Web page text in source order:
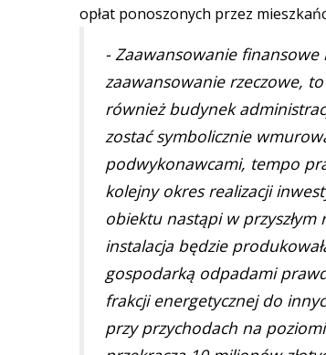
opłat ponoszonych przez
- Zaawansowanie finansowe
zaawansowanie rzeczowe,
również budynek
zostać symbolicznie
podwykonawcami, tempo
kolejny okres realizacji
obiektu nastąpi w
instalacja będzie
gospodarką odpadami
frakcji energetycznej do
przy przychodach na